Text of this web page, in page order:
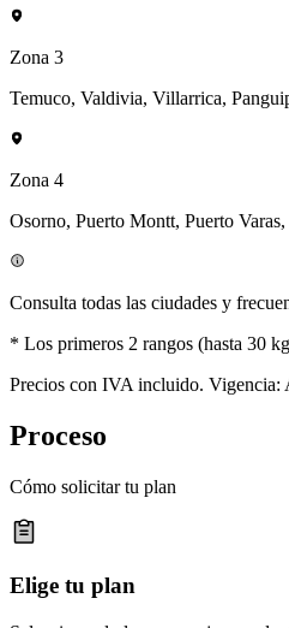
Zona 3
Temuco, Valdivia, Villarrica,
Zona 4
Osorno, Puerto Montt, Puerto Varas,
Consulta todas las ciudades y
* Los primeros 2 rangos (hasta 30
Precios con IVA incluido. Vigencia:
Proceso
Cómo solicitar tu plan
Elige tu plan